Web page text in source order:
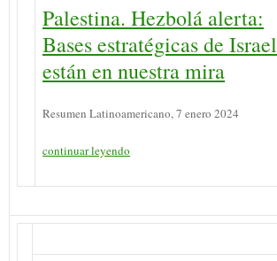
Palestina. Hezbolá alerta:
Bases estratégicas de Israel
están en nuestra mira
Resumen Latinoamericano, 7 enero 2024
continuar leyendo